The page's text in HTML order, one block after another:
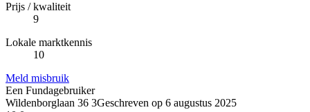
Prijs / kwaliteit
9
Lokale marktkennis
10
Meld misbruik
Een Fundagebruiker
Wildenborglaan 36 3Geschreven op 6 augustus 2025